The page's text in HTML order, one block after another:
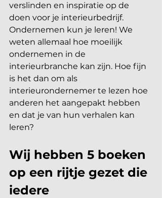
verslinden en inspiratie op de
doen voor je interieurbedrijf.
Ondernemen kun je leren! We
weten allemaal hoe moeilijk
ondernemen in de
interieurbranche kan zijn. Hoe fijn
is het dan om als
interieurondernemer te lezen hoe
anderen het aangepakt hebben
en dat je van hun verhalen kan
leren?
Wij hebben 5 boeken
op een rijtje gezet die
iedere